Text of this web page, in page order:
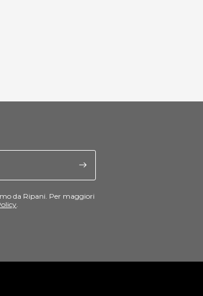
da Ripani. Per maggiori